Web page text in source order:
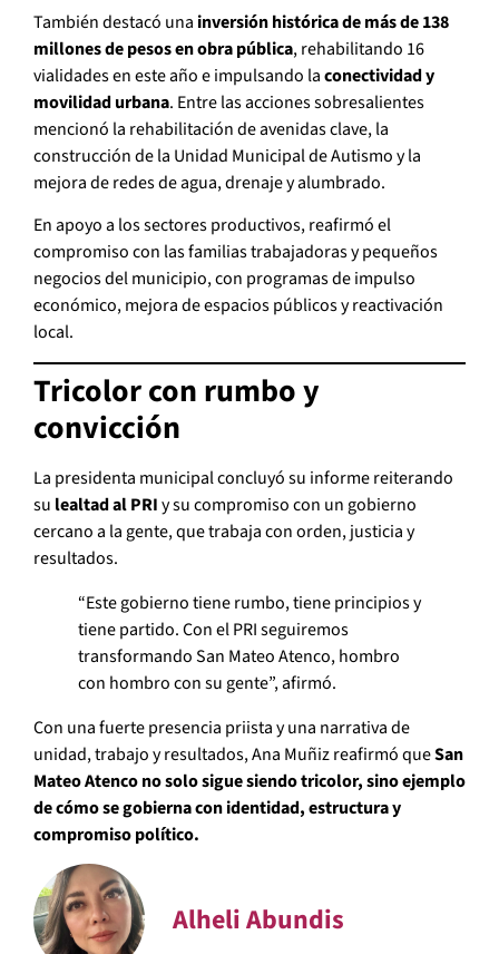
También destacó una inversión histórica de más de 138
millones de pesos en obra pública, rehabilitando 16
vialidades en este año e impulsando laconectividad y
movilidad urbana. Entre las acciones sobresalientes
mencionó la rehabilitación de avenidas clave, la
construcción de la Unidad Municipal de Autismo y la
mejora de redes de agua, drenaje y alumbrado.
En apoyo a los sectores productivos, reafirmó el
compromiso con las familias trabajadoras y pequeños
negocios del municipio, con programas de impulso
económico, mejora de espacios públicos y reactivación
local.
Tricolor con rumbo y
convicción
La presidenta municipal concluyó su informe reiterando
su lealtad al PRIy su compromiso con un gobierno
cercano a la gente, que trabaja con orden, justicia y
resultados.
“Este gobierno tiene rumbo, tiene principios y
tiene partido. Con el PRI seguiremos
transformando San Mateo Atenco, hombro
con hombro con su gente”, afirmó.
Con una fuerte presencia priista y una narrativa de
unidad, trabajo y resultados, Ana Muñiz reafirmó queSan
Mateo Atenco no solo sigue siendo tricolor, sino ejemplo
de cómo se gobierna con identidad, estructura y
compromiso político.
Alheli Abundis